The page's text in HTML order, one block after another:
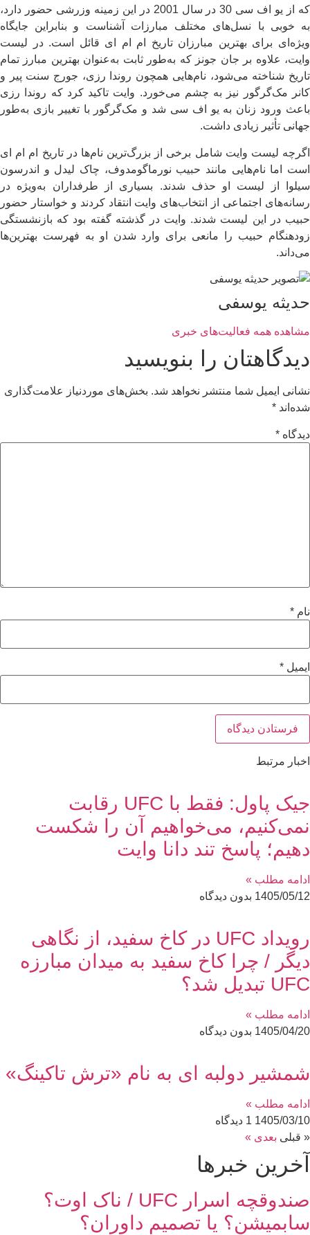
که از یو اف سی 30 در سال 2001 در این زمینه وزرشی حضور دارد،
به خوبی با نسل‌های مختلف مبارزات آشناست و بنابراین جایگاه
ویژه‌ای برای بهترین مبارزان تاریخ ام ام ای قائل است. در لیست
وایت، علاوه بر جان جونز که به‌طور ثابت به‌عنوان بهترین مبارز تمام‌
تاریخ شناخته می‌شود، نام‌هایی همچون روندا رزی، جورج سنت‌ پیر و
کانر مک‌گرگور نیز به چشم می‌خورد. وایت تاکید کرد که روندا رزی
باعث ورود زنان به یو اف سی شد و مک‌گرگور با تغییر بازی به‌طور
جهانی تأثیر زیادی داشت.
اگرچه لیست وایت شامل برخی از بزرگ‌ترین نام‌ها در تاریخ ام ام ای
است اما نام‌هایی مانند حبیب نورماگومدوف، چاک لیدل و اندرسون
سیلوا از لیست او حذف شدند. بسیاری از طرفداران به‌ویژه در
رسانه‌های اجتماعی از انتخاب‌های وایت انتقاد کردند و خواستار حضور
حبیب در این لیست شدند. وایت در گذشته گفته بود که بازنشستگی
زودهنگام حبیب را مانعی برای وارد شدن او به فهرست بهترین‌ها
می‌داند.
حدیثه یوسفی
مشاهده همه فعالیت‌های خبری
دیدگاهتان را بنویسید
نشانی ایمیل شما منتشر نخواهد شد. بخش‌های موردنیاز علامت‌گذاری
شده‌اند *
دیدگاه *
نام *
ایمیل *
اخبار مرتبط
جیک پاول: فقط با UFC رقابت
نمی‌کنیم، می‌خواهیم آن را شکست
دهیم؛ پاسخ تند دانا وایت
ادامه مطلب »
1405/05/12 بدون دیدگاه
رویداد UFC در کاخ سفید، از نگاهی
دیگر / چرا کاخ سفید به میدان مبارزه
UFC تبدیل شد؟
ادامه مطلب »
1405/04/20 بدون دیدگاه
شمشیر دولبه ای به نام «ترش تاکینگ»
ادامه مطلب »
1405/03/10 1 دیدگاه
« قبلی بعدی »
آخرین خبر‌‌ها
صندوقچه اسرار UFC / ناک اوت؟
سابمیشن؟ یا تصمیم داوران؟